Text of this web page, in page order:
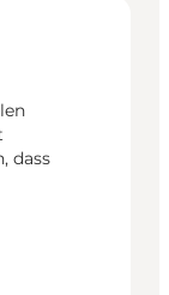
dass